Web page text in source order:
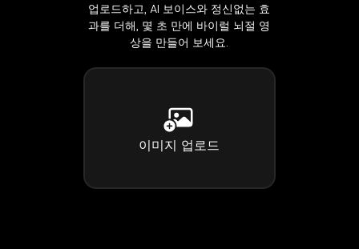
업로드하고, AI 보이스와 정신없는 효
과를 더해, 몇 초 만에 바이럴 뇌절 영
상을 만들어 보세요.
이미지 업로드